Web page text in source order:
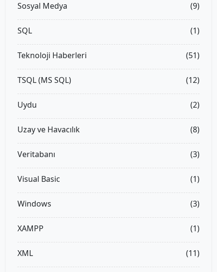
Sosyal Medya (9)
SQL (1)
Teknoloji Haberleri (51)
TSQL (MS SQL) (12)
Uydu (2)
Uzay ve Havacılık (8)
Veritabanı (3)
Visual Basic (1)
Windows (3)
XAMPP (1)
XML (11)